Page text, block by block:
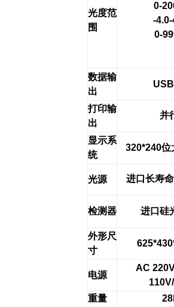
光度范
围
0-
-
0-
数据输
出
USB
打印输
出
并
显示系
统
320*240位
光源 进口长寿
检测器 进口硅
外形尺
寸
电源
AC
重量